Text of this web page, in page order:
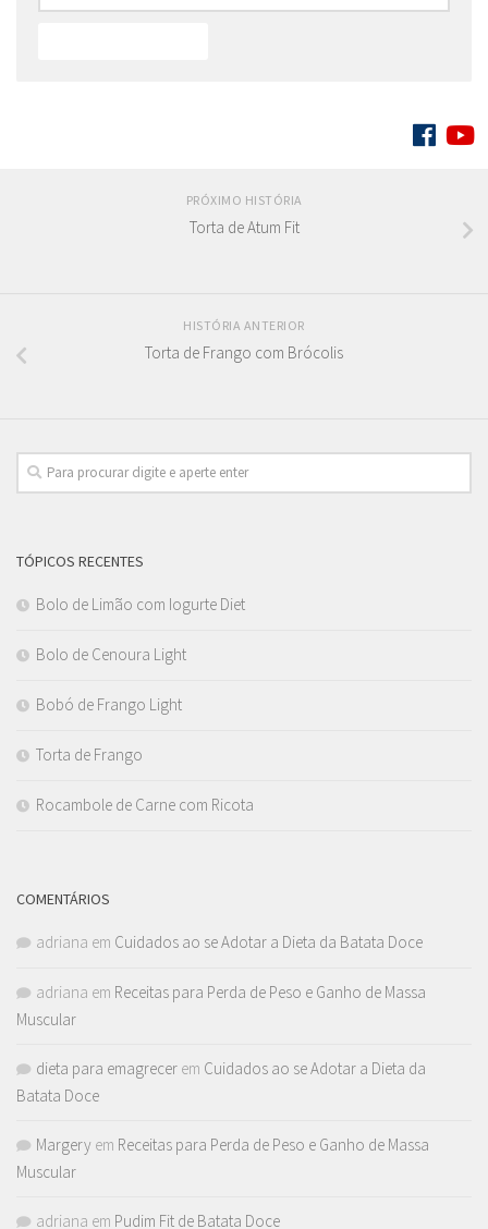
PRÓXIMO HISTÓRIA
Torta de Atum Fit
HISTÓRIA ANTERIOR
Torta de Frango com Brócolis
TÓPICOS RECENTES
Bolo de Limão com Iogurte Diet
Bolo de Cenoura Light
Bobó de Frango Light
Torta de Frango
Rocambole de Carne com Ricota
COMENTÁRIOS
adriana em Cuidados ao se Adotar a Dieta da Batata Doce
adriana em Receitas para Perda de Peso e Ganho de Massa
Muscular
dieta para emagrecer em Cuidados ao se Adotar a Dieta da
Batata Doce
Margery em Receitas para Perda de Peso e Ganho de Massa
Muscular
adriana em Pudim Fit de Batata Doce